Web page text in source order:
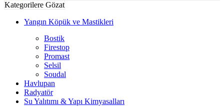
Kategorilere Gözat
Yangın Köpük ve Mastikleri
Bostik
Firestop
Promast
Selsil
Soudal
Havlupan
Radyatör
Su Yalıtımı & Yapı Kimyasalları